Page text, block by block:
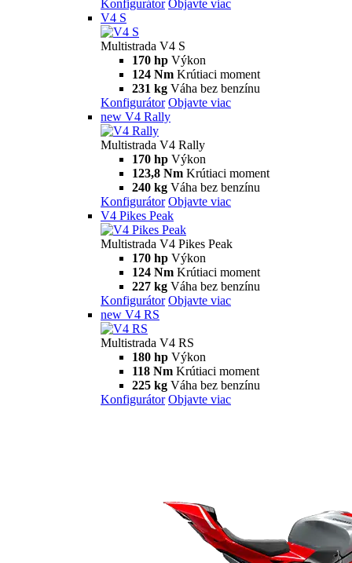
Multistrada
V2
Multistrada V2
115,6 hp Výkon
92,1 Nm Krútiaci moment
199 kg
Konfigurátor
V2 S
Multistrada V2 S
115,6 hp Výkon
92,1 Nm Krútiaci moment
202 kg Váha bez benzínu
Konfigurátor Objavte viac
V4
Multistrada V4
170 hp Výkon
124 Nm Krútiaci moment
229 kg
Konfigurátor
V4 S
Multistrada V4 S
170 hp Výkon
124 Nm Krútiaci moment
123,8 Nm Krútiaci moment
Váha bez benzínu
Objavte viac